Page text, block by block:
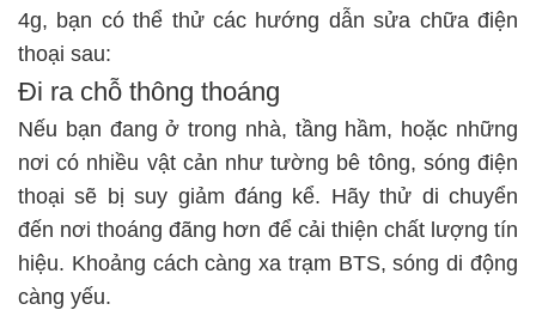
4g, bạn có thể thử các hướng dẫn sửa chữa điện
thoại sau:
Đi ra chỗ thông thoáng
Nếu bạn đang ở trong nhà, tầng hầm, hoặc những
nơi có nhiều vật cản như tường bê tông, sóng điện
thoại sẽ bị suy giảm đáng kể. Hãy thử di chuyển
đến nơi thoáng đãng hơn để cải thiện chất lượng tín
hiệu. Khoảng cách càng xa trạm BTS, sóng di động
càng yếu.